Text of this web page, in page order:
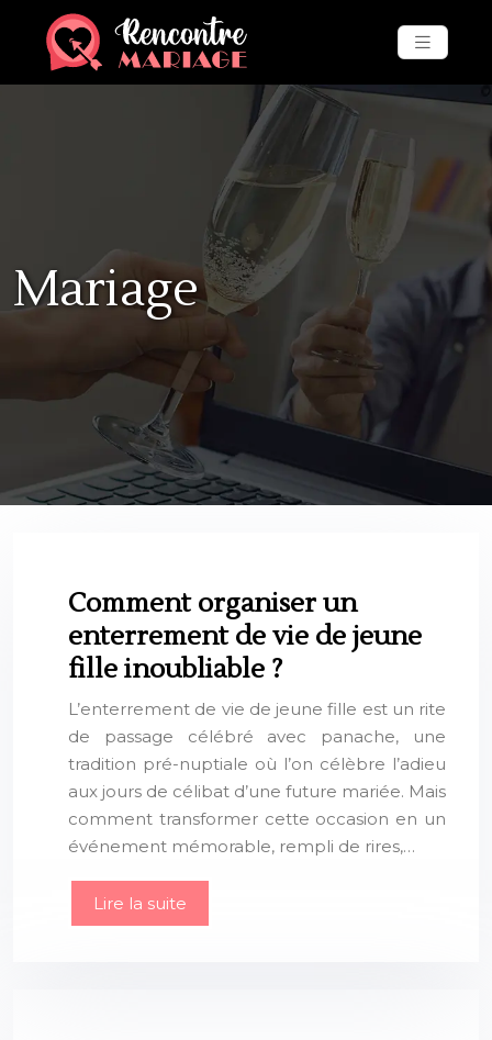
Mariage
Comment organiser un
enterrement de vie de jeune
fille inoubliable ?
L’enterrement de vie de jeune fille est un rite
de passage célébré avec panache, une
tradition pré-nuptiale où l’on célèbre l’adieu
aux jours de célibat d’une future mariée. Mais
comment transformer cette occasion en un
événement mémorable, rempli de rires,…
Lire la suite